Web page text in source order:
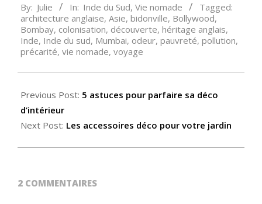
05-
17
By: Julie In: Inde du Sud, Vie nomade
Tagged:
architecture anglaise, Asie, bidonville, Bollywood,
Bombay, colonisation, découverte, héritage anglais,
Inde, Inde du sud, Mumbai, odeur, pauvreté, pollution,
précarité, vie nomade, voyage
Previous Post: 5 astuces pour parfaire sa déco
d’intérieur
Next Post: Les accessoires déco pour votre jardin
2 COMMENTAIRES